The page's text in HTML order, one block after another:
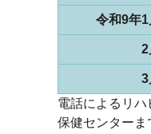
令和9年1
2
3
電話によるリハ
保健センターま